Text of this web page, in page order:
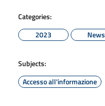
Categories:
2023
News
Subjects:
Accesso all'informazione